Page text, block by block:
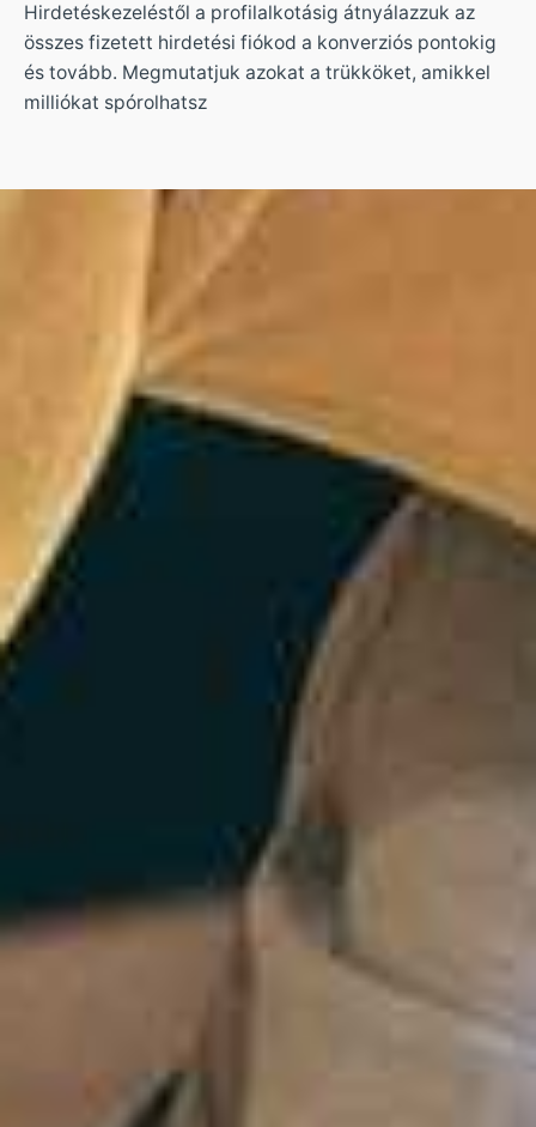
Hirdetéskezeléstől a profilalkotásig átnyálazzuk az
összes fizetett hirdetési fiókod a konverziós pontokig
és tovább. Megmutatjuk azokat a trükköket, amikkel
milliókat spórolhatsz